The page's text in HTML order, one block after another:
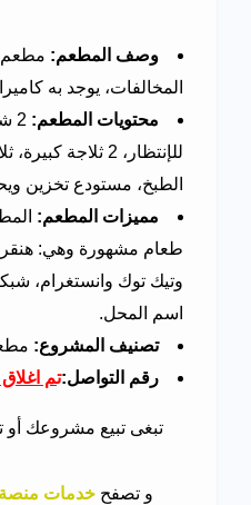
وصف المطعم:
المخالفات، يوجد به
محتويات المطعم:
الطبخ، مستودع تخزين
مميزات المطعم:
طعام مشهورة وهي:
وتيك توك وانستغرام،
اسم المحل.
تصنيف المشروع:
رقم التواصل:تم
تبغى تبيع مشروعك
وتصفحخدمات